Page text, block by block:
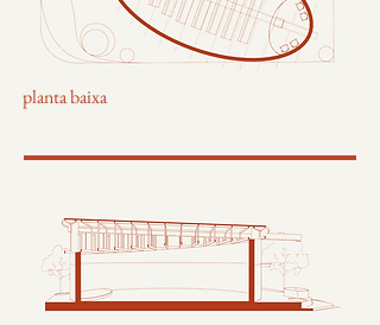
planta baixa